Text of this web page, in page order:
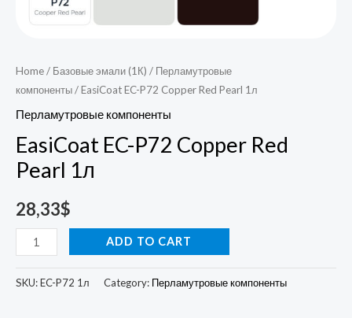
Home/ Базовые эмали (1К) / Перламутровые
компоненты/ EasiCoat EC-P72 Copper Red Pearl 1л
Перламутровые компоненты
EasiCoat EC-P72 Copper Red
Pearl 1л
28,33$
ADD TO CART
SKU:EC-P72 1л Category: Перламутровые компоненты